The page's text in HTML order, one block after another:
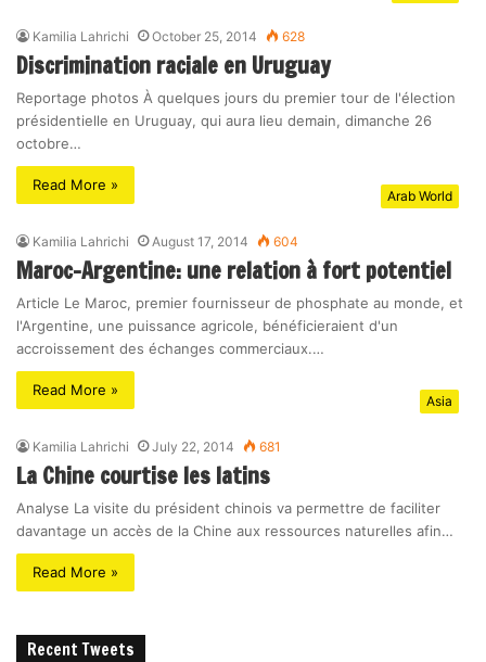
Kamilia Lahrichi October 25, 2014 628
Discrimination raciale en Uruguay
Reportage photos À quelques jours du premier tour de l'élection
présidentielle en Uruguay, qui aura lieu demain, dimanche 26
octobre…
Read More »
Arab World
Kamilia Lahrichi August 17, 2014 604
Maroc-Argentine: une relation à fort potentiel
Article Le Maroc, premier fournisseur de phosphate au monde, et
l'Argentine, une puissance agricole, bénéficieraient d'un
accroissement des échanges commerciaux.…
Read More »
Asia
Kamilia Lahrichi July 22, 2014 681
La Chine courtise les latins
Analyse La visite du président chinois va permettre de faciliter
davantage un accès de la Chine aux ressources naturelles afin…
Read More »
Recent Tweets